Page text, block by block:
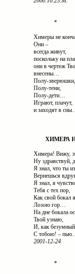
*
Химеры не
Они –
всегда живут,
поскольку на
они в чертеж
внесены…
Полу-зверюшки,
Полу-тени,
Полу-дети…
Играют, плачут,
и заходят в
ХИМЕРА И
Химера! Вижу,
Ну здравствуй,
Я знал, что ты
Вернешься
Я знал, я
Тебя с тех пор,
Как свой бокал
Лозою гор…
На дне бокала
Твой узнаю,
И, как безумный
С тобою! –
2001-12-24
*